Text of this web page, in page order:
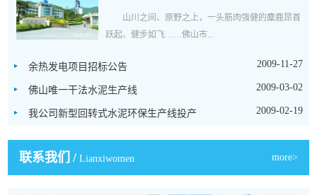
山川之间、原野之上，一头筋肉强健的麋鹿昂首
跃起、健步如飞……佛山市...
余热发电项目招标公告 2009-11-27
佛山唯一干法水泥生产线 2009-03-02
我公司新型回转式水泥环保生产线投产 2009-02-19
联系我们 / Lianxiwomen more>